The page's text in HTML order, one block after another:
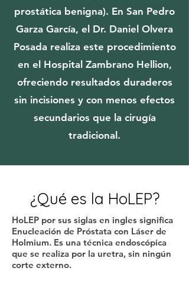
prostática benigna). En San Pedro
Garza García, el Dr. Daniel Olvera
Posada realiza este procedimiento
en el Hospital Zambrano Hellion,
ofreciendo resultados duraderos
sin incisiones y con menos efectos
secundarios que la cirugía
tradicional.
¿Qué es la HoLEP?
HoLEP por sus siglas en ingles significa
Enucleación de Próstata con Láser de
Holmium. Es una técnica endoscópica
que se realiza por la uretra, sin ningún
corte externo.